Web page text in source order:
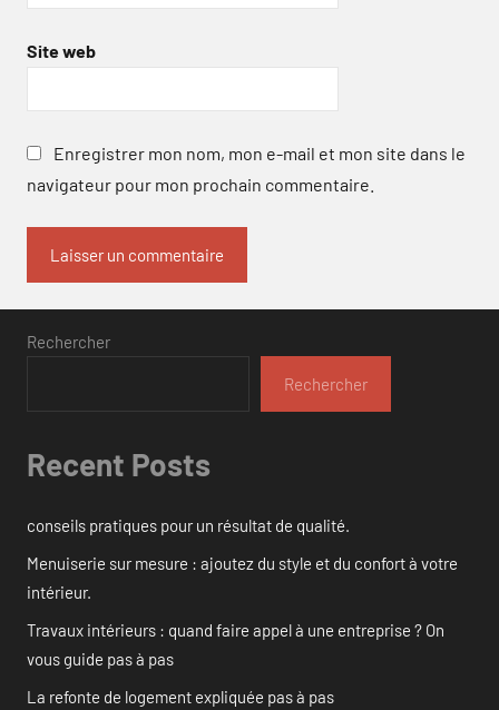
Site web
Enregistrer mon nom, mon e-mail et mon site dans le
navigateur pour mon prochain commentaire.
Rechercher
Rechercher
Recent Posts
conseils pratiques pour un résultat de qualité.
Menuiserie sur mesure : ajoutez du style et du confort à votre
intérieur.
Travaux intérieurs : quand faire appel à une entreprise ? On
vous guide pas à pas
La refonte de logement expliquée pas à pas